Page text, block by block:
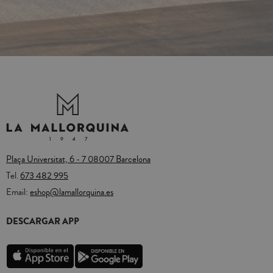
Plaça Universitat, 6 - 7 08007 Barcelona
Tel.673 482 995
Email:eshop@lamallorquina.es
DESCARGAR APP